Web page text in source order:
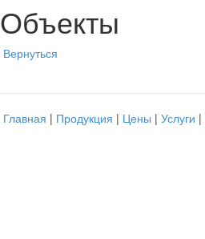
Объекты
Вернуться
Главная | Продукция | Цены | Услуги |